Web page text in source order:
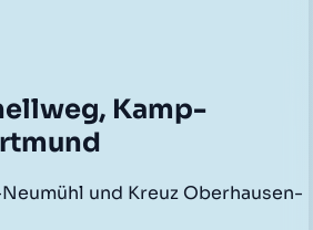
Kamp-
und Kreuz Oberhausen-